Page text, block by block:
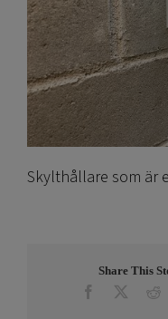
Skylthållare som är
Share This
Facebook